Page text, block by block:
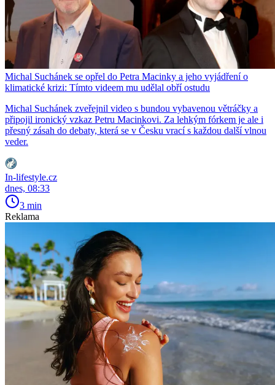
Michal Suchánek se opřel do Petra Macinky a jeho vyjádření o
klimatické krizi: Tímto videem mu udělal obří ostudu
Michal Suchánek zveřejnil video s bundou vybavenou větráčky a
připojil ironický vzkaz Petru Macinkovi. Za lehkým fórkem je ale i
přesný zásah do debaty, která se v Česku vrací s každou další vlnou
veder.
In-lifestyle.cz
dnes, 08:33
3 min
Reklama